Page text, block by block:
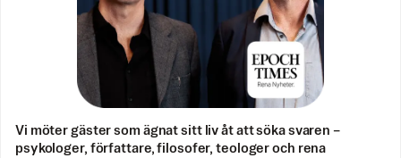
Vi möter gäster som ägnat sitt liv åt att söka svaren –
psykologer, författare, filosofer, teologer och rena